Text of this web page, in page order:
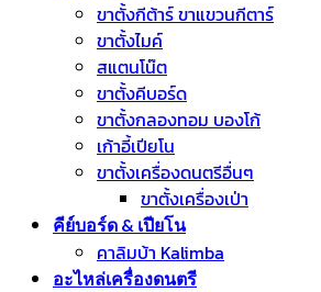
ขาตั้งกีต้าร์ ขาแขวนกีตาร์
ขาตั้งไมค์
สแตนโน๊ต
ขาตั้งคีบอร์ด
ขาตั้งกลองทอม บองโก้
เก้าอี้เปียโน
ขาตั้งเครื่องดนตรีอื่นๆ
ขาตั้งเครื่องเป่า
คีย์บอร์ด & เปียโน
คาลิมบ้า Kalimba
อะไหล่เครื่องดนตรี